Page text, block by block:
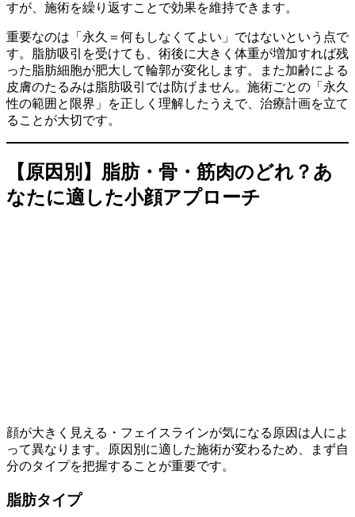
すが、施術を繰り返すことで効果を維持できます。
重要なのは「永久＝何もしなくてよい」ではないという点で
す。脂肪吸引を受けても、術後に大きく体重が増加すれば残
った脂肪細胞が肥大して輪郭が変化します。また加齢による
皮膚のたるみは脂肪吸引では防げません。施術ごとの「永久
性の範囲と限界」を正しく理解したうえで、治療計画を立て
ることが大切です。
【原因別】脂肪・骨・筋肉のどれ？あ
なたに適した小顔アプローチ
顔が大きく見える・フェイスラインが気になる原因は人によ
って異なります。原因別に適した施術が変わるため、まず自
分のタイプを把握することが重要です。
脂肪タイプ